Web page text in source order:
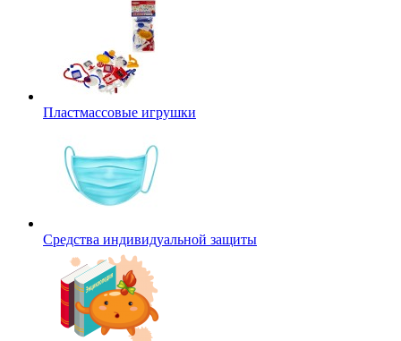
Пластмассовые игрушки
Средства индивидуальной защиты